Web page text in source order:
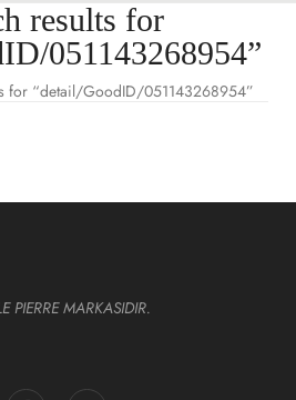
results for
051143268954”
for “detail/GoodID/051143268954”
PIERRE MARKASIDIR.